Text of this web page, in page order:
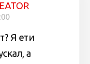
Я ети
а